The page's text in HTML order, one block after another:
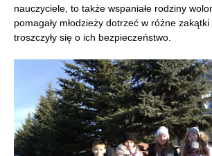
nauczyciele, to także wspaniałe rodziny
pomagały młodzieży dotrzeć w różne
troszczyły się o ich bezpieczeństwo.